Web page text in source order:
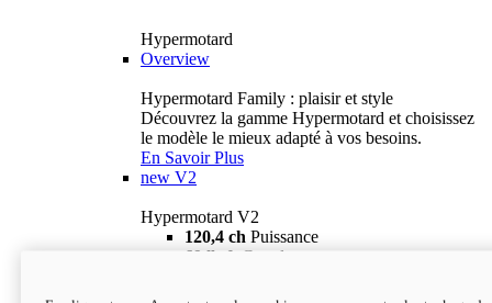
Hypermotard
Overview
Hypermotard Family : plaisir et style
Découvrez la gamme Hypermotard et choisissez
le modèle le mieux adapté à vos besoins.
En Savoir Plus
new V2
Hypermotard V2
120,4 ch Puissance
69 lb-ft
Couple
18 895 $